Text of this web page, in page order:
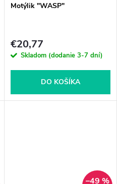
Motýlik "WASP"
€20,77
Skladom (dodanie 3-7 dní)
DO KOŠÍKA
–49 %